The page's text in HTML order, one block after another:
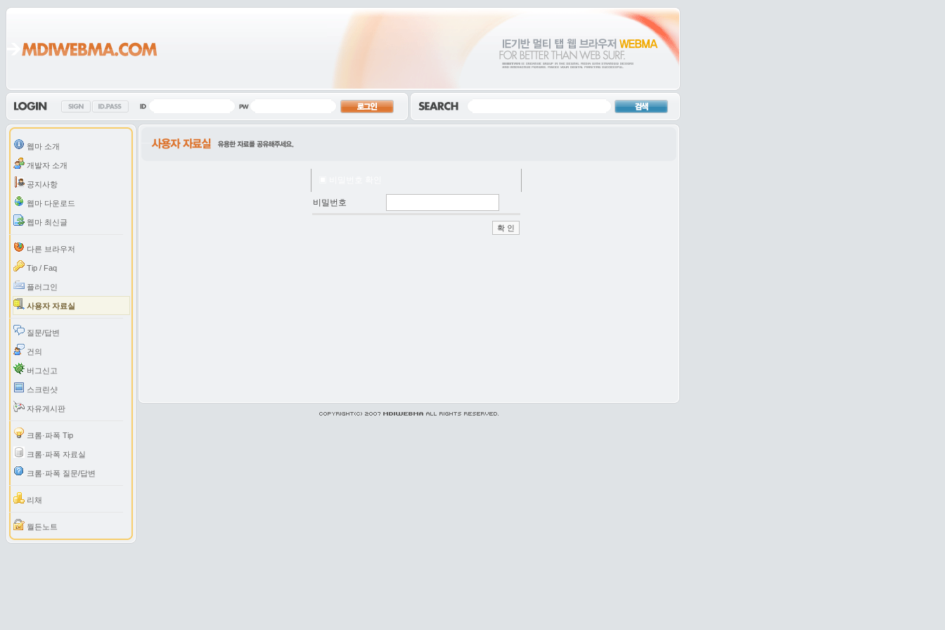
웹마 소개
개발자 소개
공지사항
웹마 다운로드
웹마 최신글
다른 브라우저
Tip / Faq
플러그인
사용자 자료실
질문/답변
건의
버그신고
스크린샷
자유게시판
크롬·파폭 Tip
크롬·파폭 자료실
크롬·파폭 질문/답변
리채
월든노트
비밀번호